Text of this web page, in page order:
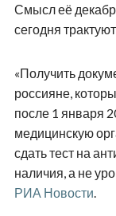
Смысл её
сегодня
«Получить
россияне,
после 1 января
медицинскую
сдать тест на
наличия, а не
РИА Новости